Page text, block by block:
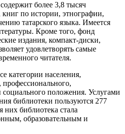
более 3,8 тысяч
по истории, этнографии,
татарского языка. Имеется
Кроме того, фонд
издания, компакт-диски,
удовлетворять самые
читателя.
категории населения,
профессионального,
социального положения. Услугами
библиотеки пользуются 277
них библиотека стала
образовательным и